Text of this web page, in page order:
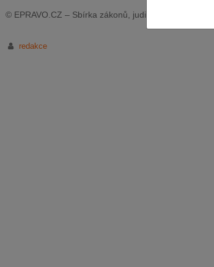
© EPRAVO.CZ – Sbírka zákonů, judikatura, právo |
redakce